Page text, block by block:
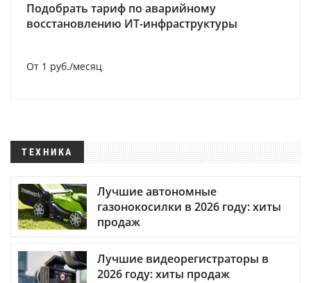
Подобрать тариф по аварийному
восстановлению ИТ-инфраструктуры
От 1 руб./месяц
ТЕХНИКА
Лучшие автономные
газонокосилки в 2026 году: хиты
продаж
Лучшие видеорегистраторы в
2026 году: хиты продаж